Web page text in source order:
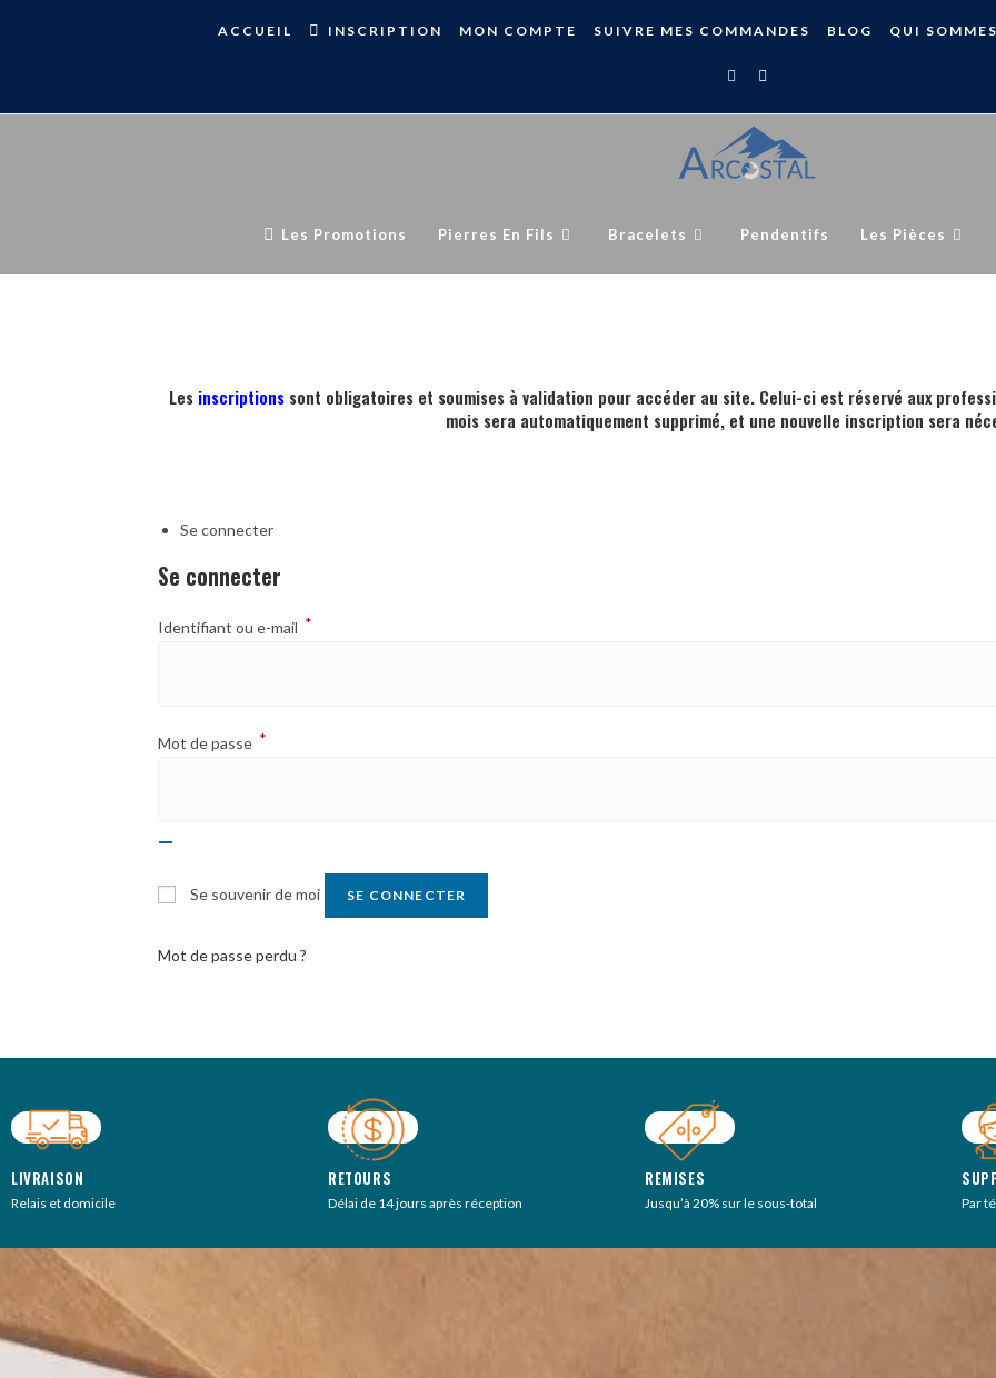
ACCUEIL INSCRIPTION MON COMPTE SUIVRE MES COMMANDES BLOG QUI
Les Promotions Pierres En Fils Bracelets Pendentifs Les Pièces
Les inscriptions sont obligatoires et soumises à validation pour accéder au site. Celui-ci est réservé aux
mois sera automatiquement supprimé, et une nouvelle inscription sera
Se connecter
Se connecter
Identifiant ou e-mail *
Mot de passe *
Se souvenir de moi SE CONNECTER
Mot de passe perdu ?
LIVRAISON
Relais et domicile
RETOURS
Délai de 14 jours après réception
REMISES
Jusqu’à 20% sur le sous-total Par